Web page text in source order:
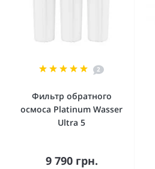
2
Фильтр обратного
осмоса Platinum Wasser
Ultra 5
9 790 грн.